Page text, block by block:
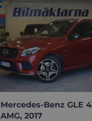
Mercedes-Benz GLE
AMG, 2017